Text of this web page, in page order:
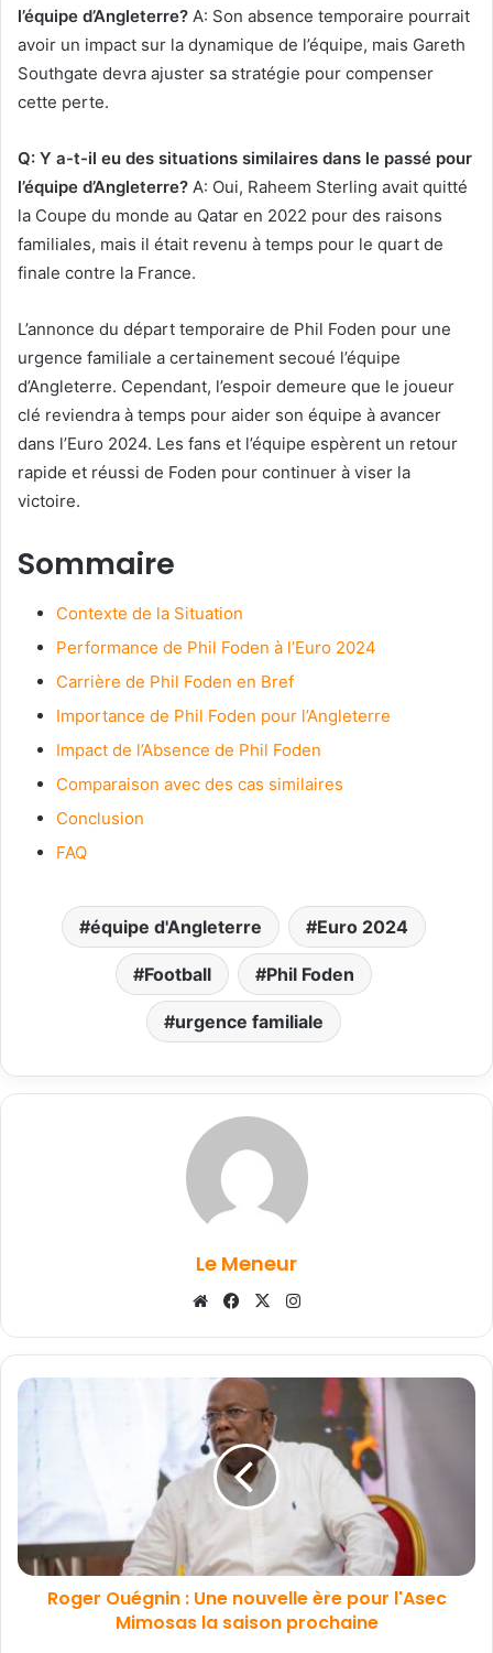
l’équipe d’Angleterre? A: Son absence temporaire pourrait
avoir un impact sur la dynamique de l’équipe, mais Gareth
Southgate devra ajuster sa stratégie pour compenser
cette perte.
Q: Y a-t-il eu des situations similaires dans le passé pour
l’équipe d’Angleterre? A: Oui, Raheem Sterling avait quitté
la Coupe du monde au Qatar en 2022 pour des raisons
familiales, mais il était revenu à temps pour le quart de
finale contre la France.
L’annonce du départ temporaire de Phil Foden pour une
urgence familiale a certainement secoué l’équipe
d’Angleterre. Cependant, l’espoir demeure que le joueur
clé reviendra à temps pour aider son équipe à avancer
dans l’Euro 2024. Les fans et l’équipe espèrent un retour
rapide et réussi de Foden pour continuer à viser la
victoire.
Sommaire
Contexte de la Situation
Performance de Phil Foden à l’Euro 2024
Carrière de Phil Foden en Bref
Importance de Phil Foden pour l’Angleterre
Impact de l’Absence de Phil Foden
Comparaison avec des cas similaires
Conclusion
FAQ
équipe d'Angleterre Euro 2024
Football Phil Foden
urgence familiale
Le Meneur
WebsiteFacebook
X
Roger Ouégnin : Une nouvelle ère pour l'Asec
Mimosas la saison prochaine